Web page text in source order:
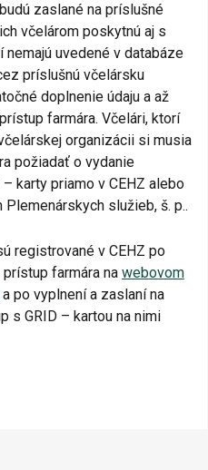
zaslané na príslušné
včelárom poskytnú aj s
nemajú uvedené v databáze
príslušnú včelársku
doplnenie údaju a až
farmára. Včelári, ktorí
organizácii si musia
požiadať o vydanie
karty priamo v CEHZ alebo
služieb, š. p..
registrované v CEHZ po
farmára na webovom
po vyplnení a zaslaní na
s GRID – kartou na nimi